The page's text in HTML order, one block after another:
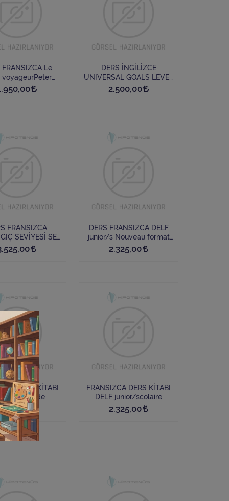
Le
voyageurPeter
Brown
DERS İNGİLİZCE
UNIVERSAL GOALS LEVEL
6
2.500,00
FRANSIZCA
SEVİYESİ SET
: BAŞLANGIÇ
Imagine 1– Niv.
DERS FRANSIZCA DELF
junior/s Nouveau format
d'épreuves (A)colaire
2.325,00
DERS KİTABI
au stade
FRANSIZCA DERS KİTABI
DELF junior/scolaire
2.325,00